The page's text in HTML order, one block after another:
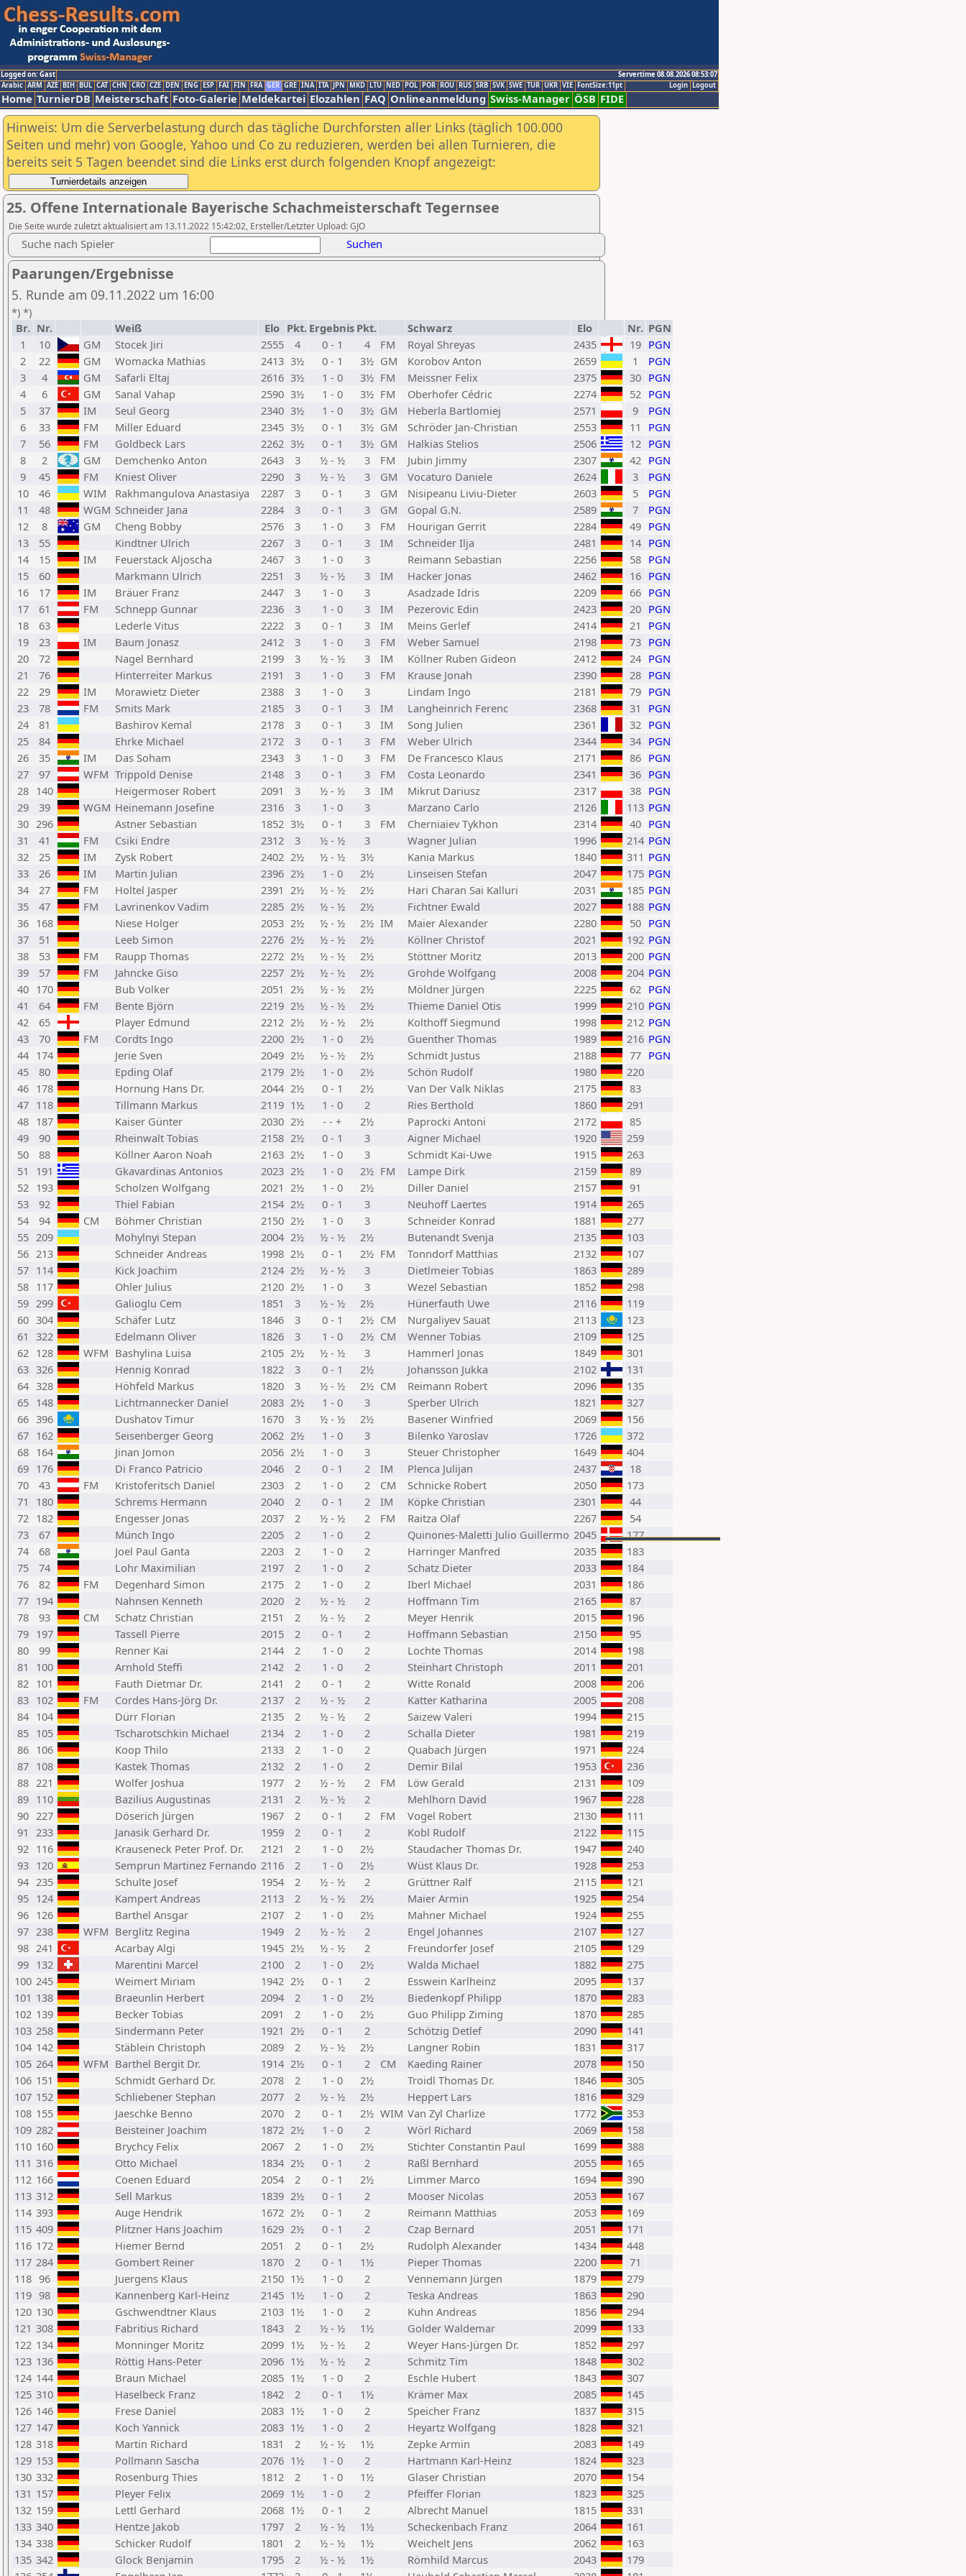
Logged on: Gast
Servertime 08.08.2026 08:53:07
Logout
Login
Arabic ARM AZE BIH BUL CAT CHN CRO CZE DEN ENG ESP FAI FIN FRA GER GRE INA ITA JPN MKD LTU NED POL POR ROU RUS SRB SVK SWE TUR UKR VIE FontSize:11pt
Home TurnierDB Meisterschaft Foto-Galerie Meldekartei Elozahlen FAQ Onlineanmeldung Swiss-Manager ÖSB FIDE
Hinweis: Um die Serverbelastung durch das tägliche Durchforsten aller Links (täglich 100.000
Seiten und mehr) von Google, Yahoo und Co zu reduzieren, werden bei allen Turnieren, die
bereits seit 5 Tagen beendet sind die Links erst durch folgenden Knopf angezeigt:
25. Offene Internationale Bayerische Schachmeisterschaft Tegernsee
Die Seite wurde zuletzt aktualisiert am 13.11.2022 15:42:02, Ersteller/Letzter Upload: GJO
Suche nach Spieler Suchen
Paarungen/Ergebnisse
5. Runde am 09.11.2022 um 16:00
*) *)
Br. Nr. Weiß Elo Pkt. Ergebnis Pkt. Schwarz Elo Nr. PGN
1
10 GM Stocek Jiri 2555 4 0 - 1 4 FM Royal Shreyas 2435 19 PGN
2
22 GM Womacka Mathias 2413 3½ 0 - 1 3½ GM Korobov Anton 2659 1
PGN
3
4 GM Safarli Eltaj 2616 3½ 1 - 0 3½ FM Meissner Felix 2375 30 PGN
4
6 GM Sanal Vahap 2590 3½ 1 - 0 3½ FM Oberhofer Cédric 2274 52 PGN
5
37 IM Seul Georg 2340 3½ 1 - 0 3½ GM Heberla Bartlomiej 2571 9
PGN
6
33 FM Miller Eduard 2345 3½ 0 - 1 3½ GM Schröder Jan-Christian 2553 11
PGN
7
56 FM Goldbeck Lars 2262 3½ 0 - 1 3½ GM Halkias Stelios 2506 12 PGN
8
2 GM Demchenko Anton 2643 3 ½ - ½ 3 FM Jubin Jimmy 2307 42 PGN
9
45 FM Kniest Oliver 2290 3 ½ - ½ 3 GM Vocaturo Daniele 2624 3
PGN
10
46 WIM Rakhmangulova Anastasiya 2287 3 0 - 1 3 GM Nisipeanu Liviu-Dieter 2603 5
PGN
11
48 WGM Schneider Jana 2284 3 0 - 1 3 GM Gopal G.N. 2589 7
PGN
12
8 GM Cheng Bobby 2576 3 1 - 0 3 FM Hourigan Gerrit 2284 49 PGN
13
55 Kindtner Ulrich 2267 3 0 - 1 3 IM Schneider Ilja 2481 14 PGN
14
15 IM Feuerstack Aljoscha 2467 3 1 - 0 3 Reimann Sebastian 2256 58 PGN
15
60 Markmann Ulrich 2251 3 ½ - ½ 3 IM Hacker Jonas 2462 16 PGN
16
17 IM Bräuer Franz 2447 3 1 - 0 3 Asadzade Idris 2209 66 PGN
17
61 FM Schnepp Gunnar 2236 3 1 - 0 3 IM Pezerovic Edin 2423 20 PGN
18
63 Lederle Vitus 2222 3 0 - 1 3 IM Meins Gerlef 2414 21
PGN
19
23 IM Baum Jonasz 2412 3 1 - 0 3 FM Weber Samuel 2198 73 PGN
20
72 Nagel Bernhard 2199 3 ½ - ½ 3 IM Köllner Ruben Gideon 2412 24 PGN
21
76 Hinterreiter Markus 2191 3 1 - 0 3 FM Krause Jonah 2390 28 PGN
22
29 IM Morawietz Dieter 2388 3 1 - 0 3 Lindam Ingo 2181 79 PGN
23
78 FM Smits Mark 2185 3 0 - 1 3 IM Langheinrich Ferenc 2368 31
PGN
24
81 Bashirov Kemal 2178 3 0 - 1 3 IM Song Julien 2361 32 PGN
25
84 Ehrke Michael 2172 3 0 - 1 3 FM Weber Ulrich 2344 34 PGN
26
35 IM Das Soham 2343 3 1 - 0 3 FM De Francesco Klaus 2171 86 PGN
27
97 WFM Trippold Denise 2148 3 0 - 1 3 FM Costa Leonardo 2341 36 PGN
28 140 Heigermoser Robert 2091 3 ½ - ½ 3 IM Mikrut Dariusz 2317 38 PGN
29
39 WGM Heinemann Josefine 2316 3 1 - 0 3 Marzano Carlo 2126 113 PGN
30 296 Astner Sebastian 1852 3½ 0 - 1 3 FM Cherniaiev Tykhon 2314 40 PGN
31
41 FM Csiki Endre 2312 3 ½ - ½ 3 Wagner Julian 1996 214 PGN
32
25 IM Zysk Robert 2402 2½ ½ - ½ 3½ Kania Markus 1840 311 PGN
33
26 IM Martin Julian 2396 2½ 1 - 0 2½ Linseisen Stefan 2047 175 PGN
34
27 FM Holtel Jasper 2391 2½ ½ - ½ 2½ Hari Charan Sai Kalluri 2031 185 PGN
35
47 FM Lavrinenkov Vadim 2285 2½ ½ - ½ 2½ Fichtner Ewald 2027 188 PGN
36 168 Niese Holger 2053 2½ ½ - ½ 2½ IM Maier Alexander 2280 50 PGN
37
51 Leeb Simon 2276 2½ ½ - ½ 2½ Köllner Christof 2021 192 PGN
38
53 FM Raupp Thomas 2272 2½ ½ - ½ 2½ Stöttner Moritz 2013 200 PGN
39
57 FM Jahncke Giso 2257 2½ ½ - ½ 2½ Grohde Wolfgang 2008 204 PGN
40 170 Bub Volker 2051 2½ ½ - ½ 2½ Möldner Jürgen 2225 62 PGN
41
64 FM Bente Björn 2219 2½ ½ - ½ 2½ Thieme Daniel Otis 1999 210 PGN
42
65 Player Edmund 2212 2½ ½ - ½ 2½ Kolthoff Siegmund 1998 212 PGN
43
70 FM Cordts Ingo 2200 2½ 1 - 0 2½ Guenther Thomas 1989 216 PGN
44 174 Jerie Sven 2049 2½ ½ - ½ 2½ Schmidt Justus 2188 77 PGN
45
80 Epding Olaf 2179 2½ 1 - 0 2½ Schön Rudolf 1980
220
46 178 Hornung Hans Dr. 2044 2½ 0 - 1 2½ Van Der Valk Niklas 2175
83
47 118 Tillmann Markus 2119 1½ 1 - 0 2 Ries Berthold 1860
291
48 187 Kaiser Günter 2030 2½ - - + 2½ Paprocki Antoni 2172
85
49
90 Rheinwalt Tobias 2158 2½ 0 - 1 3 Aigner Michael 1920
259
50
88 Köllner Aaron Noah 2163 2½ 1 - 0 3 Schmidt Kai-Uwe 1915
263
51
191 Gkavardinas Antonios 2023 2½ 1 - 0 2½ FM Lampe Dirk 2159
89
52 193 Scholzen Wolfgang 2021 2½ 1 - 0 2½ Diller Daniel 2157
91
53
92 Thiel Fabian 2154 2½ 0 - 1 3 Neuhoff Laertes 1914
265
54
94 CM Böhmer Christian 2150 2½ 1 - 0 3 Schneider Konrad 1881
277
55 209 Mohylnyi Stepan 2004 2½ ½ - ½ 2½ Butenandt Svenja 2135
103
56 213 Schneider Andreas 1998 2½ 0 - 1 2½ FM Tonndorf Matthias 2132
107
57 114 Kick Joachim 2124 2½ ½ - ½ 3 Dietlmeier Tobias 1863
289
58 117 Ohler Julius 2120 2½ 1 - 0 3 Wezel Sebastian 1852
298
59 299 Galioglu Cem 1851 3 ½ - ½ 2½ Hünerfauth Uwe 2116
119
60 304 Schäfer Lutz 1846 3 0 - 1 2½ CM Nurgaliyev Sauat 2113
123
61 322 Edelmann Oliver 1826 3 1 - 0 2½ CM Wenner Tobias 2109
125
62 128 WFM Bashylina Luisa 2105 2½ ½ - ½ 3 Hammerl Jonas 1849
301
63 326 Hennig Konrad 1822 3 0 - 1 2½ Johansson Jukka 2102
131
64 328 Höhfeld Markus 1820 3 ½ - ½ 2½ CM Reimann Robert 2096
135
65 148 Lichtmannecker Daniel 2083 2½ 1 - 0 3 Sperber Ulrich 1821
327
66 396 Dushatov Timur 1670 3 ½ - ½ 2½ Basener Winfried 2069
156
67 162 Seisenberger Georg 2062 2½ 1 - 0 3 Bilenko Yaroslav 1726
372
68 164 Jinan Jomon 2056 2½ 1 - 0 3 Steuer Christopher 1649
404
69 176 Di Franco Patricio 2046 2 0 - 1 2 IM Plenca Julijan 2437
18
70
43 FM Kristoferitsch Daniel 2303 2 1 - 0 2 CM Schnicke Robert 2050
173
71
180 Schrems Hermann 2040 2 0 - 1 2 IM Köpke Christian 2301
44
72 182 Engesser Jonas 2037 2 ½ - ½ 2 FM Raitza Olaf 2267
54
73
67 Münch Ingo 2205 2 1 - 0 2 Quinones-Maletti Julio Guillermo 2045
177
74
68 Joel Paul Ganta 2203 2 1 - 0 2 Harringer Manfred 2035
183
75
74 Lohr Maximilian 2197 2 1 - 0 2 Schatz Dieter 2033
184
76
82 FM Degenhard Simon 2175 2 1 - 0 2 Iberl Michael 2031
186
77 194 Nahnsen Kenneth 2020 2 ½ - ½ 2 Hoffmann Tim 2165
87
78
93 CM Schatz Christian 2151 2 ½ - ½ 2 Meyer Henrik 2015
196
79 197 Tassell Pierre 2015 2 0 - 1 2 Hoffmann Sebastian 2150
95
80
99 Renner Kai 2144 2 1 - 0 2 Lochte Thomas 2014
198
81
100 Arnhold Steffi 2142 2 1 - 0 2 Steinhart Christoph 2011
201
82 101 Fauth Dietmar Dr. 2141 2 0 - 1 2 Witte Ronald 2008
206
83 102 FM Cordes Hans-Jörg Dr. 2137 2 ½ - ½ 2 Katter Katharina 2005
208
84 104 Dürr Florian 2135 2 ½ - ½ 2 Saizew Valeri 1994
215
85 105 Tscharotschkin Michael 2134 2 1 - 0 2 Schalla Dieter 1981
219
86 106 Koop Thilo 2133 2 1 - 0 2 Quabach Jürgen 1971
224
87 108 Kastek Thomas 2132 2 1 - 0 2 Demir Bilal 1953
236
88 221 Wolfer Joshua 1977 2 ½ - ½ 2 FM Löw Gerald 2131
109
89 110 Bazilius Augustinas 2131 2 ½ - ½ 2 Mehlhorn David 1967
228
90 227 Döserich Jürgen 1967 2 0 - 1 2 FM Vogel Robert 2130
111
91 233 Janasik Gerhard Dr. 1959 2 0 - 1 2 Kobl Rudolf 2122
115
92 116 Krauseneck Peter Prof. Dr. 2121 2 1 - 0 2½ Staudacher Thomas Dr. 1947
240
93 120 Semprun Martinez Fernando 2116 2 1 - 0 2½ Wüst Klaus Dr. 1928
253
94 235 Schulte Josef 1954 2 ½ - ½ 2 Grüttner Ralf 2115
121
95 124 Kampert Andreas 2113 2 ½ - ½ 2½ Maier Armin 1925
254
96 126 Barthel Ansgar 2107 2 1 - 0 2½ Mahner Michael 1924
255
97 238 WFM Berglitz Regina 1949 2 ½ - ½ 2 Engel Johannes 2107
127
98 241 Acarbay Algi 1945 2½ ½ - ½ 2 Freundorfer Josef 2105
129
99 132 Marentini Marcel 2100 2 1 - 0 2½ Walda Michael 1882
275
100 245 Weimert Miriam 1942 2½ 0 - 1 2 Esswein Karlheinz 2095
137
101 138 Braeunlin Herbert 2094 2 1 - 0 2½ Biedenkopf Philipp 1870
283
102 139 Becker Tobias 2091 2 1 - 0 2½ Guo Philipp Ziming 1870
285
103 258 Sindermann Peter 1921 2½ 0 - 1 2 Schötzig Detlef 2090
141
104 142 Stäblein Christoph 2089 2 ½ - ½ 2½ Langner Robin 1831
317
105 264 WFM Barthel Bergit Dr. 1914 2½ 0 - 1 2 CM Kaeding Rainer 2078
150
106 151 Schmidt Gerhard Dr. 2078 2 1 - 0 2½ Troidl Thomas Dr. 1846
305
107 152 Schliebener Stephan 2077 2 ½ - ½ 2½ Heppert Lars 1816
329
108 155 Jaeschke Benno 2070 2 0 - 1 2½ WIM Van Zyl Charlize 1772
353
109 282 Beisteiner Joachim 1872 2½ 1 - 0 2 Wörl Richard 2069
158
110 160 Brychcy Felix 2067 2 1 - 0 2½ Stichter Constantin Paul 1699
388
111 316 Otto Michael 1834 2½ 0 - 1 2 Raßl Bernhard 2055
165
112 166 Coenen Eduard 2054 2 0 - 1 2½ Limmer Marco 1694
390
113 312 Sell Markus 1839 2½ 0 - 1 2 Mooser Nicolas 2053
167
114 393 Auge Hendrik 1672 2½ 0 - 1 2 Reimann Matthias 2053
169
115 409 Plitzner Hans Joachim 1629 2½ 0 - 1 2 Czap Bernard 2051
171
116 172 Hiemer Bernd 2051 2 0 - 1 2½ Rudolph Alexander 1434
448
117 284 Gombert Reiner 1870 2 0 - 1 1½ Pieper Thomas 2200
71
118 96 Juergens Klaus 2150 1½ 1 - 0 2 Vennemann Jürgen 1879
279
119 98 Kannenberg Karl-Heinz 2145 1½ 1 - 0 2 Teska Andreas 1863
290
120 130 Gschwendtner Klaus 2103 1½ 1 - 0 2 Kuhn Andreas 1856
294
121 308 Fabritius Richard 1843 2 ½ - ½ 1½ Golder Waldemar 2099
133
122 134 Monninger Moritz 2099 1½ ½ - ½ 2 Weyer Hans-Jürgen Dr. 1852
297
123 136 Röttig Hans-Peter 2096 1½ ½ - ½ 2 Schmitz Tim 1848
302
124 144 Braun Michael 2085 1½ 1 - 0 2 Eschle Hubert 1843
307
125 310 Haselbeck Franz 1842 2 0 - 1 1½ Krämer Max 2085
145
126 146 Frese Daniel 2083 1½ 1 - 0 2 Speicher Franz 1837
315
127 147 Koch Yannick 2083 1½ 1 - 0 2 Heyartz Wolfgang 1828
321
128 318 Martin Richard 1831 2 ½ - ½ 1½ Zepke Armin 2083
149
129 153 Pollmann Sascha 2076 1½ 1 - 0 2 Hartmann Karl-Heinz 1824
323
130 332 Rosenburg Thies 1812 2 1 - 0 1½ Glaser Christian 2070
154
131 157 Pleyer Felix 2069 1½ 1 - 0 2 Pfeiffer Florian 1823
325
132 159 Lettl Gerhard 2068 1½ 0 - 1 2 Albrecht Manuel 1815
331
133 340 Hentze Jakob 1797 2 ½ - ½ 1½ Scheckenbach Franz 2064
161
134 338 Schicker Rudolf 1801 2 ½ - ½ 1½ Weichelt Jens 2062
163
135 342 Glock Benjamin 1795 2 ½ - ½ 1½ Römhild Marcus 2043
179